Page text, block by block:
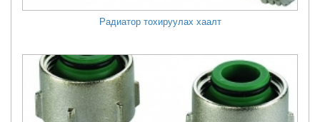
Радиатор тохируулах хаалт